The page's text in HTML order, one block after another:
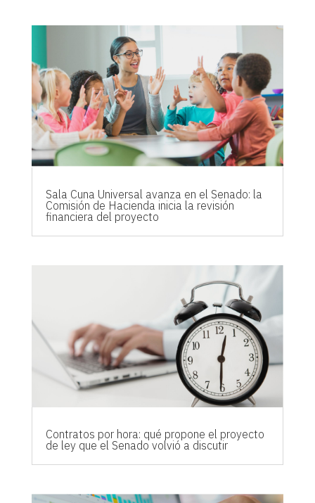
Sala Cuna Universal avanza en el Senado: la
Comisión de Hacienda inicia la revisión
financiera del proyecto
Contratos por hora: qué propone el proyecto
de ley que el Senado volvió a discutir